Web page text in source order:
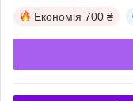
Економія 700 ₴